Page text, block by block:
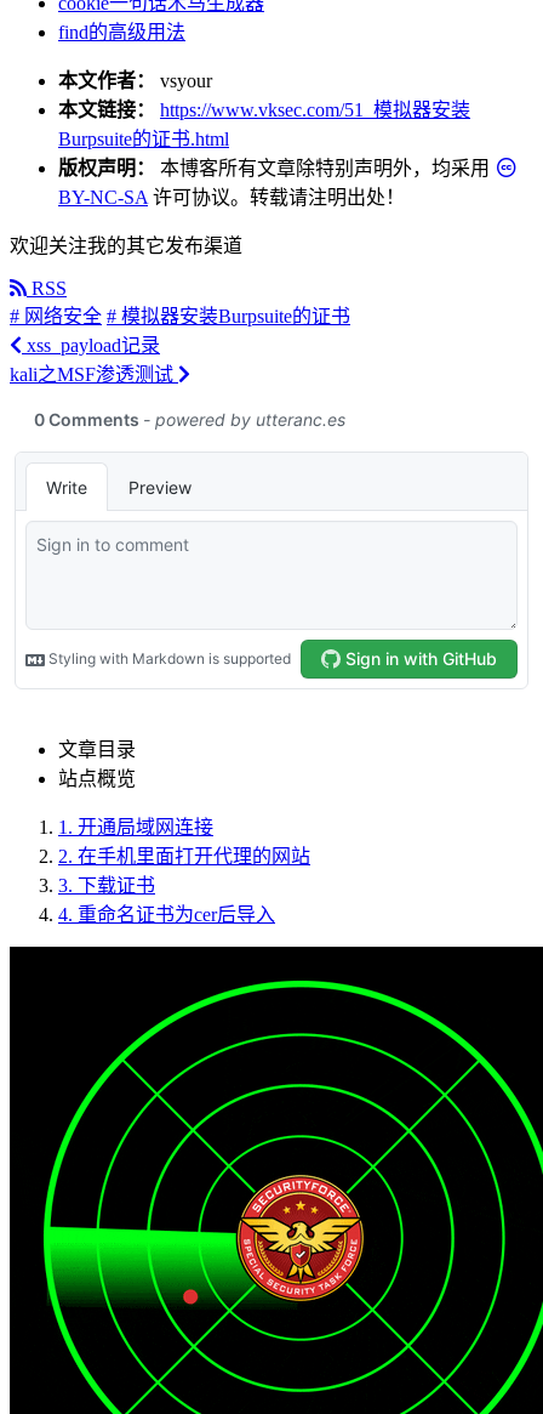
find的高级用法
本文作者： vsyour
本文链接：
https://www.vksec.com/51_模拟器安装
Burpsuite的证书.html
版权声明： 本博客所有文章除特别声明外，均采用
BY-NC-SA 许可协议。转载请注明出处！
欢迎关注我的其它发布渠道
RSS
# 网络安全 # 模拟器安装Burpsuite的证书
xss_payload记录
kali之MSF渗透测试
文章目录
站点概览
1. 开通局域网连接
2. 在手机里面打开代理的网站
3. 下载证书
4. 重命名证书为cer后导入